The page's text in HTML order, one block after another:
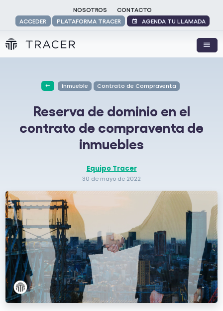
NOSOTROS
CONTACTO
ACCEDER
PLATAFORMA TRACER AGENDA TU LLAMADA
Inmueble Contrato de Compraventa
Reserva de dominio en el
contrato de compraventa de
inmuebles
Equipo Tracer
30 de mayo de 2022